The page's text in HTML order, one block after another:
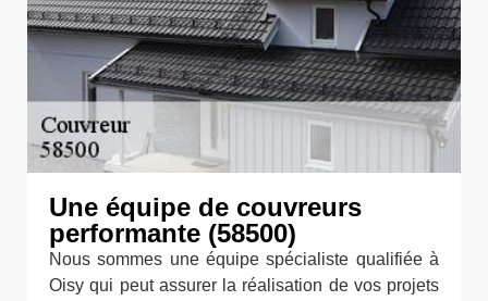
Une équipe de couvreurs
performante (58500)
Nous sommes une équipe spécialiste qualifiée à
Oisy qui peut assurer la réalisation de vos projets